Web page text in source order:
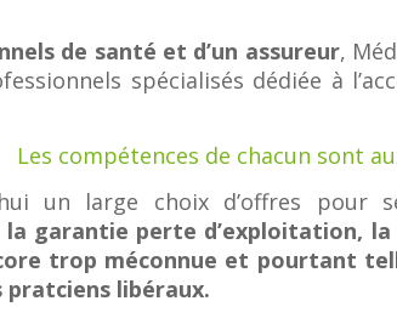
de santé et d’un assureur,
spécialisés dédiée à
Les compétences de chacun sont
un large choix d’offres pour
la garantie perte d’exploitation,
trop méconnue et pourtant
libéraux.